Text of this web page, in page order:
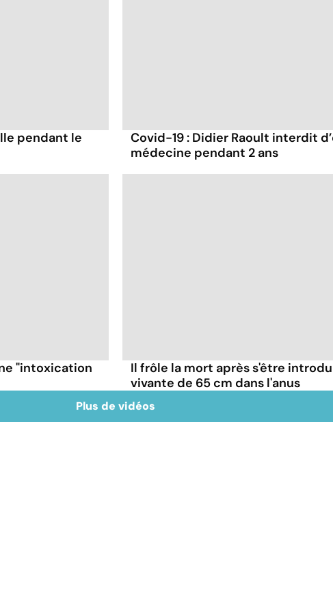
pendant le
Covid-19 : Didier Raoult interdit
médecine pendant 2 ans
"intoxication
Il frôle la mort après s'être
vivante de 65 cm dans l'anus
Plus de vidéos